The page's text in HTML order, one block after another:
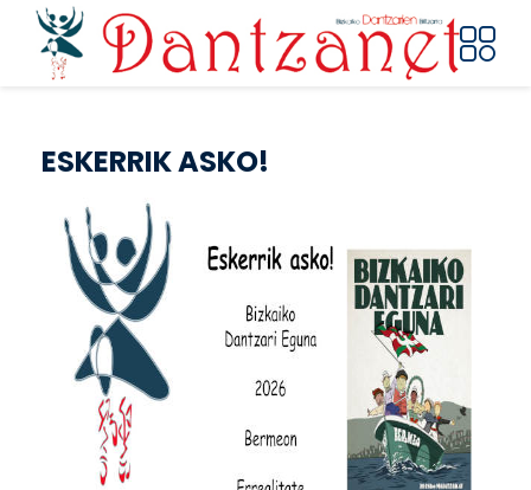
Pasar al contenido principal
ESKERRIK ASKO!